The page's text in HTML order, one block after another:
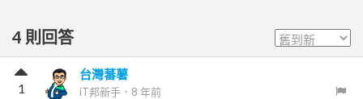
4 則回答
台灣蕃薯
iT邦新手 ． 8 年前
1